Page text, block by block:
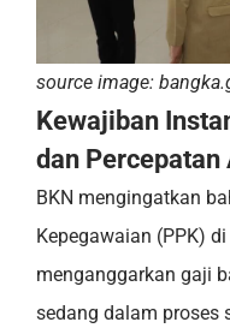
source image:
Kewajiban
dan
BKN mengingatkan
Kepegawaian (PPK)
menganggarkan gaji
sedang dalam proses